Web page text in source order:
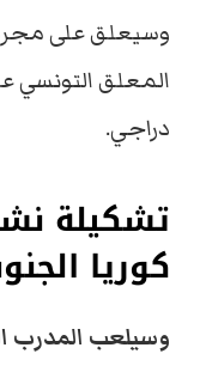
وسيعلق على
المعلق التونسي
دراجي.
تشكيلة
كوريا
وسيلعب المدرب